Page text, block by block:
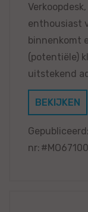
enthousiast
binnenkomt
(potentiële)
uitstekend
BEKIJKEN
Gepubliceerd:
nr: #MO67100